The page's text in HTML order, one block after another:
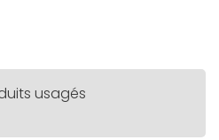
usagés